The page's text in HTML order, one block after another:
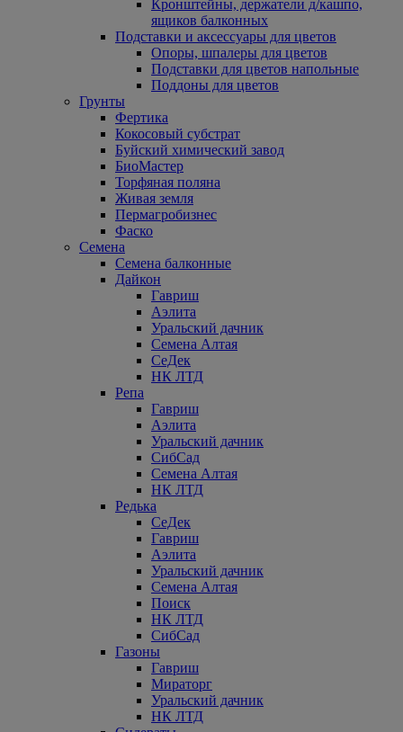
Кронштейны, держатели д/кашпо,
ящиков балконных
Подставки и аксессуары для цветов
Опоры, шпалеры для цветов
Подставки для цветов напольные
Поддоны для цветов
Грунты
Фертика
Кокосовый субстрат
Буйский химический завод
БиоМастер
Торфяная поляна
Живая земля
Пермагробизнес
Фаско
Семена
Семена балконные
Дайкон
Гавриш
Аэлита
Уральский дачник
Семена Алтая
СеДек
НК ЛТД
Репа
Гавриш
Аэлита
Уральский дачник
СибСад
Семена Алтая
НК ЛТД
Редька
СеДек
Гавриш
Аэлита
Уральский дачник
Семена Алтая
Поиск
НК ЛТД
СибСад
Газоны
Гавриш
Мираторг
Уральский дачник
НК ЛТД